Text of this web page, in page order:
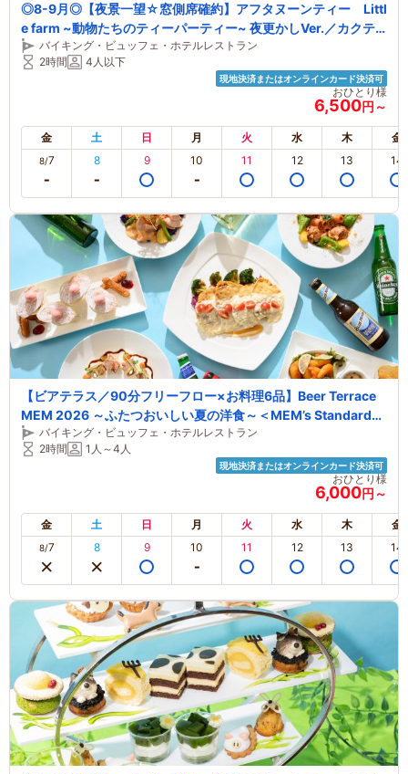
◎8-9月◎【夜景一望☆窓側席確約】アフタヌーンティー Littl
e farm ~動物たちのティーパーティー~ 夜更かしVer.／カクテ
ル×モクテル充実の120分フリーフロー
バイキング・ビュッフェ・ホテルレストラン
2時間
4人以下
現地決済またはオンラインカード決済可
おひとり様
6,500円～
金 土 日 月 火 水 木 金
8/7 8 9 10 11 12 13 14
【ビアテラス／90分フリーフロー×お料理6品】Beer Terrace
MEM 2026 ～ふたつおいしい夏の洋食～＜MEM’s Standardコ
ース＞バイキング・ビュッフェ・ホテルレストラン
2時間
1人～4人
現地決済またはオンラインカード決済可
おひとり様
6,000円～
金 土 日 月 火 水 木 金
8/7 8 9 10 11 12 13 14